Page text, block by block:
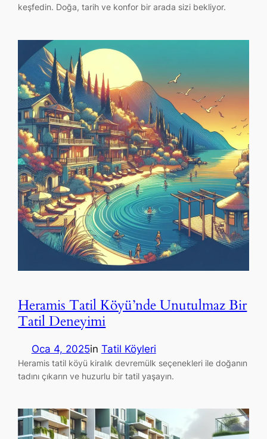
keşfedin. Doğa, tarih ve konfor bir arada sizi bekliyor.
Heramis Tatil Köyü’nde Unutulmaz Bir
Tatil Deneyimi
Oca 4, 2025in Tatil Köyleri
Heramis tatil köyü kiralık devremülk seçenekleri ile doğanın
tadını çıkarın ve huzurlu bir tatil yaşayın.